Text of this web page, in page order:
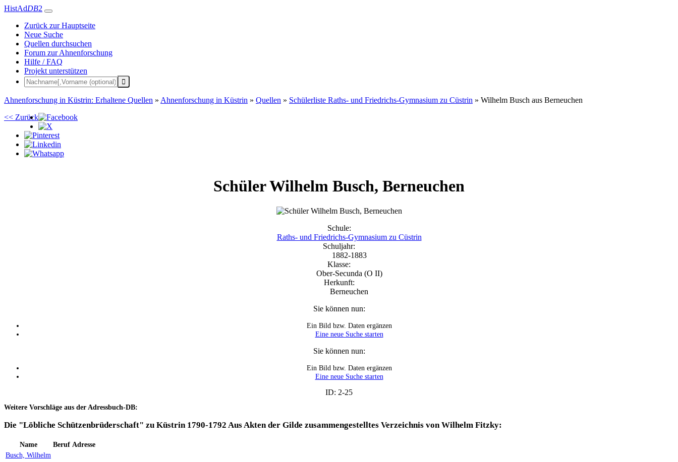
HistAdDB2
Zurück zur Hauptseite
Neue Suche
Quellen durchsuchen
Forum zur Ahnenforschung
Hilfe / FAQ
Projekt unterstützen
Ahnenforschung in Küstrin: Erhaltene Quellen » Ahnenforschung in Küstrin » Quellen » Schülerliste Raths- und Friedrichs-Gymnasium zu Cüstrin » Wilhelm Busch aus Berneuchen
<< Zurück
SchülerWilhelm Busch, Berneuchen
Schule:
Raths- und Friedrichs-Gymnasium zu Cüstrin
Schuljahr:
1882-1883
Klasse:
Ober-Secunda (O II)
Herkunft:
Berneuchen
Sie können nun:
Ein Bild bzw. Daten ergänzen
Eine neue Suche starten
Sie können nun:
Ein Bild bzw. Daten ergänzen
Eine neue Suche starten
ID: 2-25
Weitere Vorschläge aus der Adressbuch-DB:
Die "Löbliche Schützenbrüderschaft" zu Küstrin 1790-1792 Aus Akten der Gilde zusammengestelltes Verzeichnis von Wilhelm Fitzky:
Name Beruf Adresse
Busch, Wilhelm